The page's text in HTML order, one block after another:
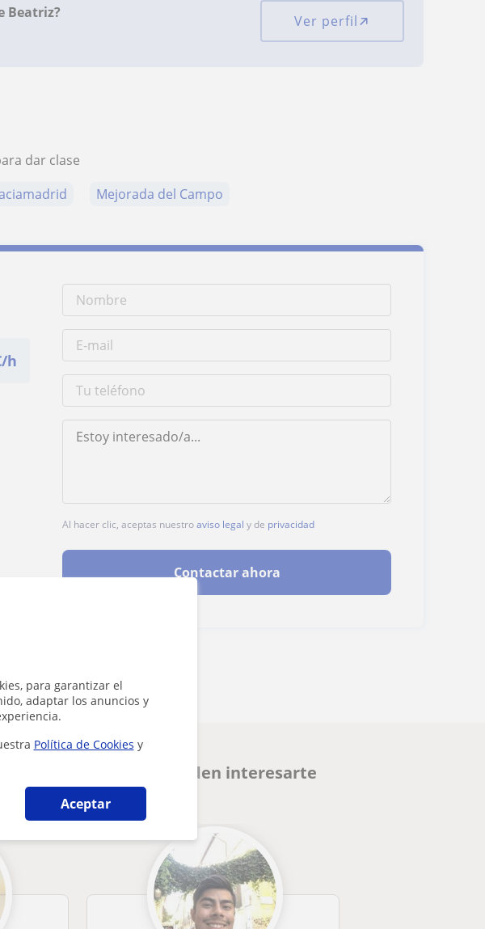
para garantizar el
adaptar los anuncios y
Política de Cookies y
Aceptar
Beatriz?
Ver perfil
dar clase
Mejorada del Campo
h
Al hacer clic, aceptas nuestroaviso legal y de privacidad
Contactar ahora
Vaciamadrid que pueden interesarte